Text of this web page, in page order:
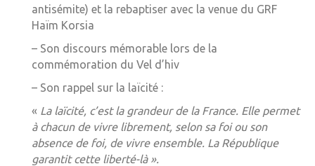
antisémite) et la rebaptiser avec la venue du GRF
Haïm Korsia
– Son discours mémorable lors de la
commémoration du Vel d’hiv
– Son rappel sur la laïcité :
« La laïcité, c’est la grandeur de la France. Elle permet
à chacun de vivre librement, selon sa foi ou son
absence de foi, de vivre ensemble. La République
garantit cette liberté-là ».